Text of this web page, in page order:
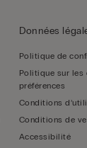
Données
Politique de
Politique sur les
préférences
Conditions
Conditions de
Accessibilité